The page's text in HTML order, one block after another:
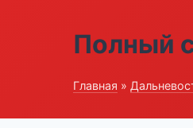
Полный
Главная »